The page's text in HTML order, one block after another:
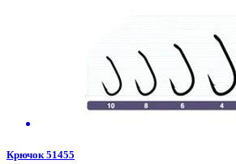
Крючок 51455